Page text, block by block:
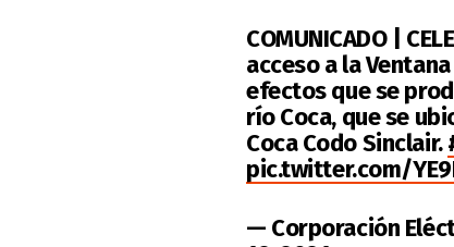
COMUNICADO |
acceso a la
efectos que se
río Coca, que se
Coca Codo Sinclair.
pic.twitter.com/
— Corporación